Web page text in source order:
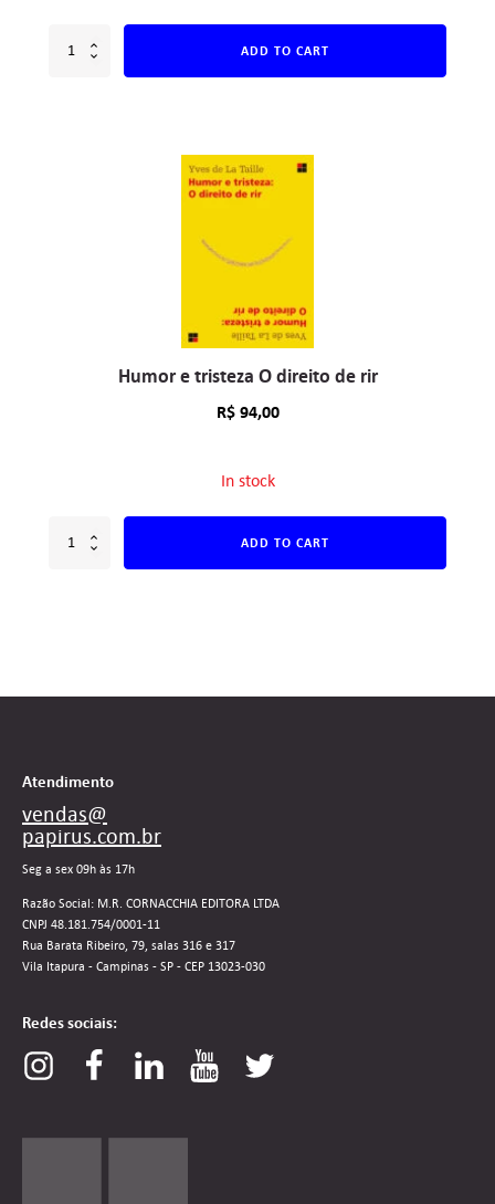
ADD TO CART
Humor e tristeza O direito de rir
R$94,00
In stock
ADD TO CART
Atendimento
vendas@
papirus.com.br
Seg a sex 09h às 17h
Razão Social: M.R. CORNACCHIA EDITORA LTDA
CNPJ 48.181.754/0001-11
Rua Barata Ribeiro, 79, salas 316 e 317
Vila Itapura - Campinas - SP - CEP 13023-030
Redes sociais: